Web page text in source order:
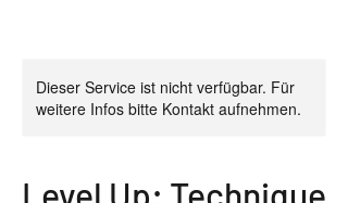
Dieser Service ist nicht verfügbar. Für
weitere Infos bitte Kontakt aufnehmen.
Level Up: Technique